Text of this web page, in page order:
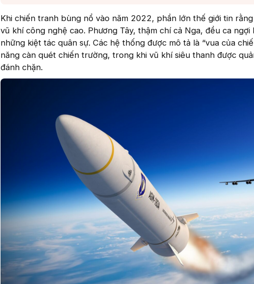
Khi chiến tranh bùng nổ vào năm 2022, phần lớn thế giới tin
vũ khí công nghệ cao. Phương Tây, thậm chí cả Nga, đều ca ngợi
những kiệt tác quân sự. Các hệ thống được mô tả là “vua của
năng càn quét chiến trường, trong khi vũ khí siêu thanh được
đánh chặn.